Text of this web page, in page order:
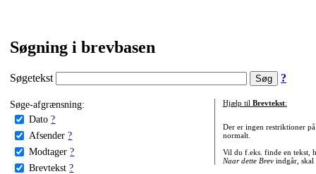
Søgning i brevbasen
Søgetekst ?
Søge-afgrænsning:
Dato ?
Afsender ?
Modtager ?
Brevtekst ?
Hjælp til Brevtekst:
Der er ingen restriktioner
normalt.
Vil du f.eks. finde en tekst,
Naar dette Brevindgår, skal